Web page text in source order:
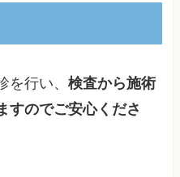
を行い、検査から施術
すのでご安心くださ